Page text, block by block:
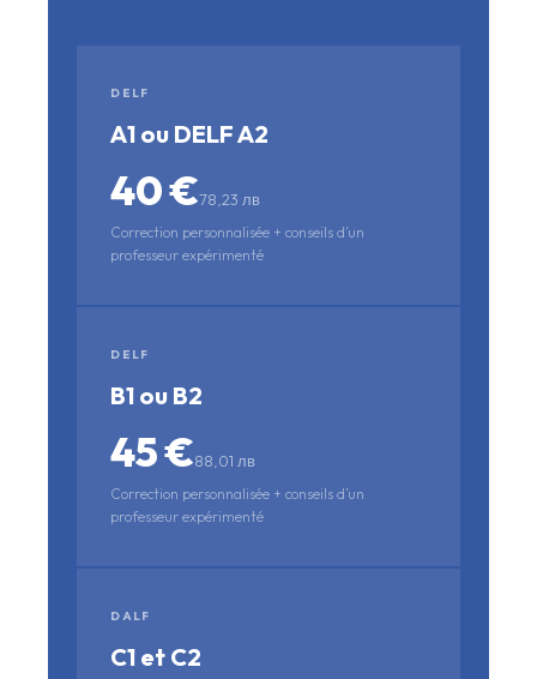
DELF
A1 ou DELF A2
40 €78,23 лв
Correction personnalisée + conseils d’un
professeur expérimenté
DELF
B1 ou B2
45 €88,01 лв
Correction personnalisée + conseils d’un
professeur expérimenté
DALF
C1 et C2